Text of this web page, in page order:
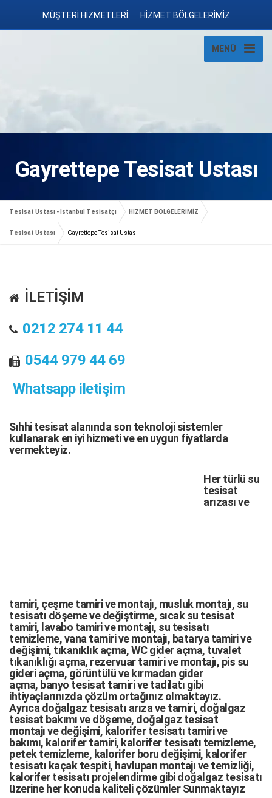
MÜŞTERİ HİZMETLERİ HİZMET BÖLGELERİMİZ
MENÜ
Gayrettepe Tesisat Ustası
Tesisat Ustası - İstanbul Tesisatçı HİZMET BÖLGELERİMİZ
Tesisat Ustası Gayrettepe Tesisat Ustası
İLETİŞİM
0212 274 11 44
0544 979 44 69
Whatsapp iletişim
Sıhhi tesisat alanında son teknoloji sistemler
kullanarak en iyi hizmeti ve en uygun fiyatlarda
vermekteyiz.
Her türlü su
tesisat
arızasıve
tamiri, çeşme tamirivemontajı, musluk montajı, su
tesisatı döşemeve değiştirme, sıcak su tesisat
tamiri, lavabo tamirivemontajı, su tesisatı
temizleme,vana tamirivemontajı, batarya tamirive
değişimi, tıkanıklık açma,WC gider açma, tuvalet
tıkanıklığı açma, rezervuar tamirive montajı, pis su
gideri açma, görüntülü ve kırmadan gider
açma, banyo tesisat tamirivetadilatı gibi
ihtiyaçlarınızda çözüm ortağınız olmaktayız.
Ayrıca doğalgaz tesisatı arızave tamiri, doğalgaz
tesisat bakımıve döşeme, doğalgaz tesisat
montajıve değişimi, kalorifer tesisatı tamiri ve
bakımı, kalorifer tamiri, kalorifer tesisatı temizleme,
petek temizleme, kalorifer boru değişimi, kalorifer
tesisatı kaçak tespiti, havlupan montajı ve temizliği,
kalorifer tesisatı projelendirme gibi d oğalgaz tesisatı
üzerine her konuda kaliteli çözümler Sunmaktayız